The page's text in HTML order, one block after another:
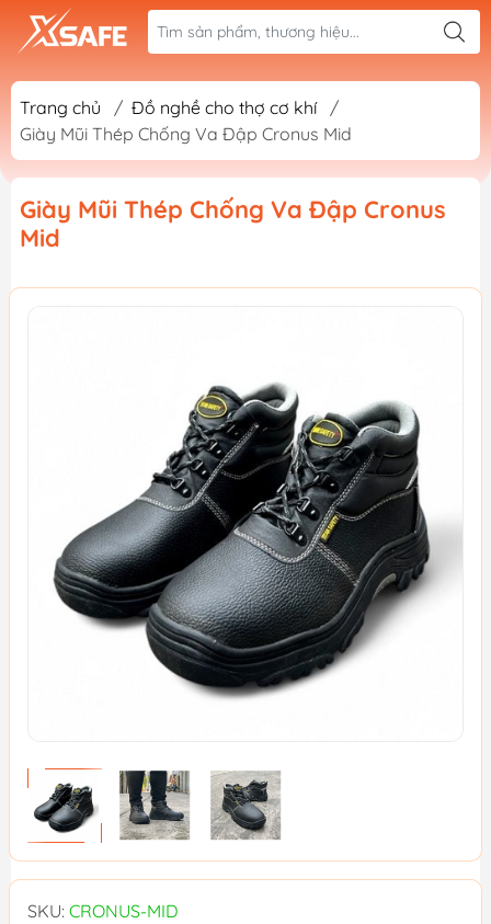
Trang chủ / Đồ nghề cho thợ cơ khí
/
Giày Mũi Thép Chống Va Đập Cronus Mid
Giày Mũi Thép Chống Va Đập Cronus
Mid
SKU: CRONUS-MID